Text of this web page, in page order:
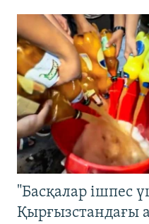
"Басқалар ішпес
Қырғызстандағы